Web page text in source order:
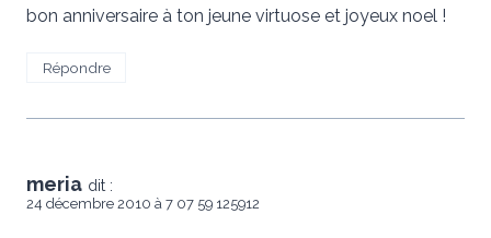
bon anniversaire à ton jeune virtuose et joyeux noel !
Répondre
meria dit :
24 décembre 2010 à 7 07 59 125912